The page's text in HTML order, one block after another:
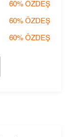
60% ÖZDEŞ
60% ÖZDEŞ
60% ÖZDEŞ